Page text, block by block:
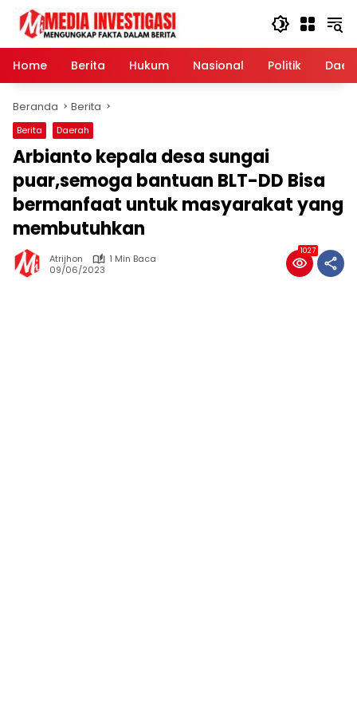
Langsung
konten
Home
Berita Hukum Nasional Politik
Beranda Berita
Berita Daerah
Arbianto kepala desa sungai
puar,semoga bantuan BLT-DD Bisa
bermanfaat untuk masyarakat yang
membutuhkan
Atrijhon
1 Min Baca
09/06/2023
1027